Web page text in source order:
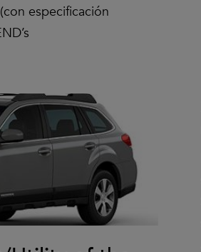
especificación